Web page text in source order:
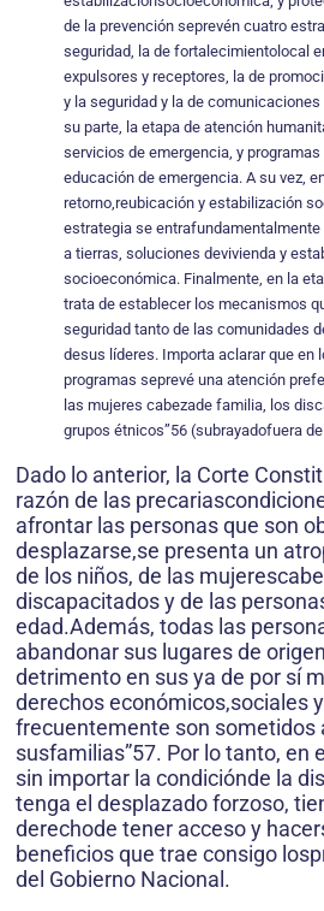
de la prevención seprevén cuatro
seguridad, la de fortalecimientolocal
expulsores y receptores, la de
y la seguridad y la de
su parte, la etapa de atención
servicios de emergencia, y
educación de emergencia. A su vez,
retorno,reubicación y estabilización
estrategia se entrafundamentalmente
a tierras, soluciones devivienda y
socioeconómica. Finalmente, en la
trata de establecer los mecanismos
seguridad tanto de las comunidades
desus líderes. Importa aclarar que en
programas seprevé una atención
las mujeres cabezade familia, los
grupos étnicos”56 (subrayadofuera
Dado lo anterior, la Corte
razón de las
afrontar las personas que son
desplazarse,se presenta un
de los niños, de las
discapacitados y de las
edad.Además, todas las
abandonar sus lugares de
detrimento en sus ya de por sí
derechos económicos,sociales
frecuentemente son sometidos
susfamilias”57. Por lo tanto, en
sin importar la condiciónde la
tenga el desplazado forzoso,
derechode tener acceso y
beneficios que trae consigo
del Gobierno Nacional.